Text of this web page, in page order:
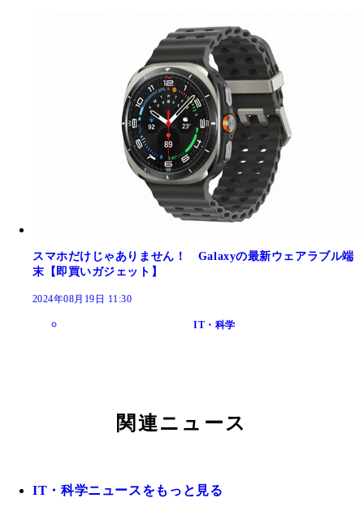
スマホだけじゃありません！ Galaxyの最新ウェアラブル端
末【即買いガジェット】
2024年08月19日 11:30
IT・科学
関連ニュース
IT・科学ニュースをもっと見る